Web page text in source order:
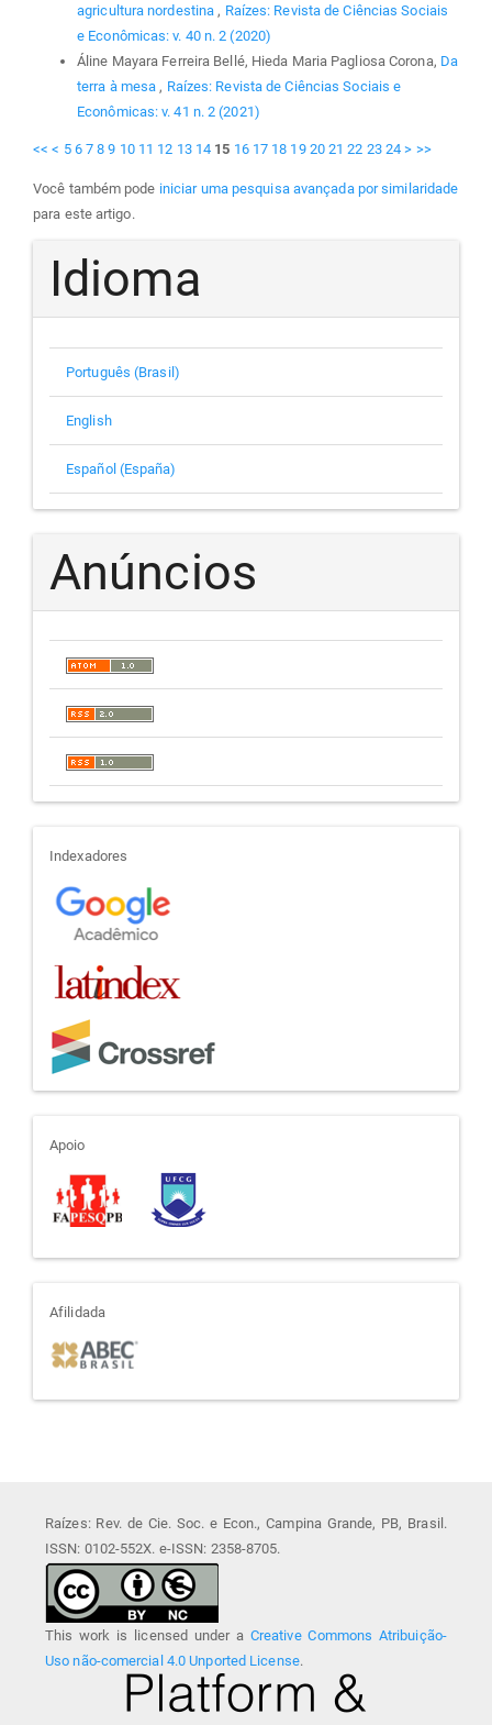
agricultura nordestina , Raízes: Revista de Ciências Sociais
e Econômicas: v. 40 n. 2 (2020)
Áline Mayara Ferreira Bellé, Hieda Maria Pagliosa Corona, Da
terra à mesa , Raízes: Revista de Ciências Sociais e
Econômicas: v. 41 n. 2 (2021)
<< < 5 6 7 8 9 10 11 12 13 14 15 16 17 18 19 20 21 22 23 24 > >>
Você também pode iniciar uma pesquisa avançada por similaridade
para este artigo.
Idioma
Português (Brasil)
English
Español (España)
Anúncios
indexadores
Indexadores
apoio
Apoio
afiliada
Afilidada
Raízes: Rev. de Cie. Soc. e Econ., Campina Grande, PB, Brasil.
ISSN: 0102-552X. e-ISSN: 2358-8705.
This work is licensed under a Creative Commons Atribuição-
Uso não-comercial 4.0 Unported License.